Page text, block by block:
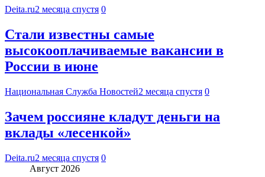
Deita.ru2 месяца спустя 0
Стали известны самые
высокооплачиваемые вакансии в
России в июне
Национальная Служба Новостей2 месяца спустя 0
Зачем россияне кладут деньги на
вклады «лесенкой»
Deita.ru2 месяца спустя 0
Август 2026